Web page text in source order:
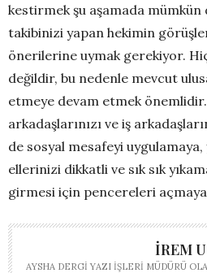
kestirmek şu aşamada mümkün
takibinizi yapan hekimin
önerilerine uymak gerekiyor.
değildir, bu nedenle mevcut
etmeye devam etmek
arkadaşlarınızı ve iş
de sosyal mesafeyi
ellerinizi dikkatli ve sık sık
girmesi için pencereleri
İREM
AYSHA DERGI YAZI İŞLERI MÜDÜRÜ